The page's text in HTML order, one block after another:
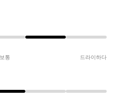
보통 드라이하다